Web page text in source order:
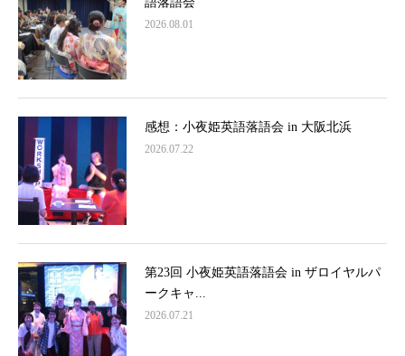
2026.08.01
感想：小夜姫英語落語会 in 大阪北浜
2026.07.22
第23回 小夜姫英語落語会 in ザロイヤルパ
ークキャ...
2026.07.21